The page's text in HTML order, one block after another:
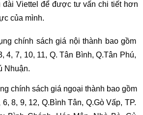
đài Viettel để được tư vấn chi tiết hơn
của mình.
chính sách giá nội thành bao gồm
4, 7, 10, 11, Q. Tân Bình, Q.Tân Phú,
Nhuận.
chính sách giá ngoại thành bao gồm
8, 9, 12, Q.Bình Tân, Q.Gò Vấp, TP.